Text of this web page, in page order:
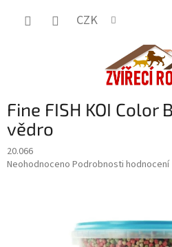
CZK
Fine FISH KOI Color
vědro
20.066
Průměrné
Neohodnoceno Podrobnosti hodnocení